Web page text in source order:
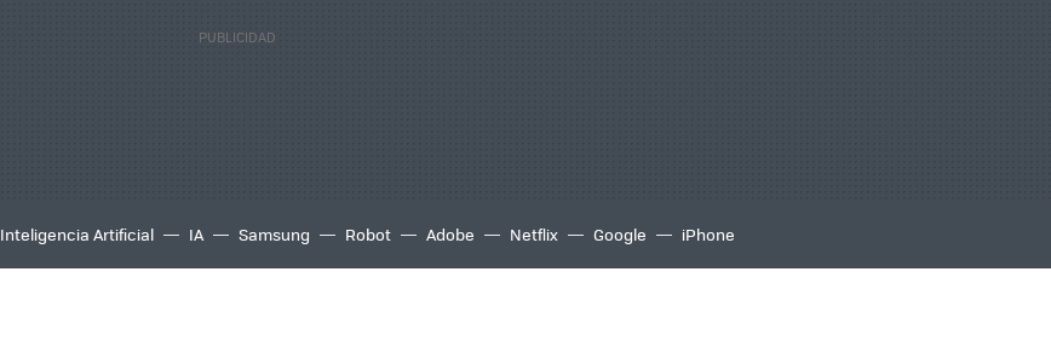
Inteligencia Artificial IA Samsung Robot Adobe Netflix Google iPhone